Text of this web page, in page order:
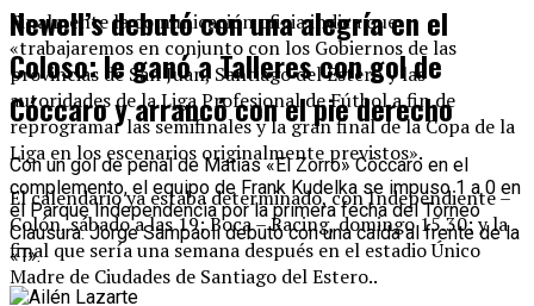
Finalmente la comunicación oficia indica que
«trabajaremos en conjunto con los Gobiernos de las
provincias de San Juan, Santiago del Estero y las
autoridades de la Liga Profesional de Fútbol a fin de
reprogramar las semifinales y la gran final de la Copa de la
Liga en los escenarios originalmente previstos».
El calendario ya estaba determinado, con Independiente –
Colón, sábado a las 19; Boca – Racing, domingo 15.30; y la
final que sería una semana después en el estadio Único
Madre de Ciudades de Santiago del Estero..
Newell’s debutó con una alegría en el
Coloso: le ganó a Talleres con gol de
Cóccaro y arrancó con el pie derecho
Con un gol de penal de Matías «El Zorro» Cóccaro en el
complemento, el equipo de Frank Kudelka se impuso 1 a 0 en
el Parque Independencia por la primera fecha del Torneo
Clausura. Jorge Sampaoli debutó con una caída al frente de la
«T».